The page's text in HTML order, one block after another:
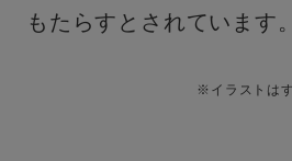
もたらすとされています。
※イラストは